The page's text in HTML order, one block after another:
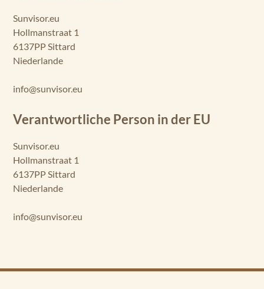
Sunvisor.eu
Hollmanstraat 1
6137PP Sittard
Niederlande
info@sunvisor.eu
Verantwortliche Person in der EU
Sunvisor.eu
Hollmanstraat 1
6137PP Sittard
Niederlande
info@sunvisor.eu